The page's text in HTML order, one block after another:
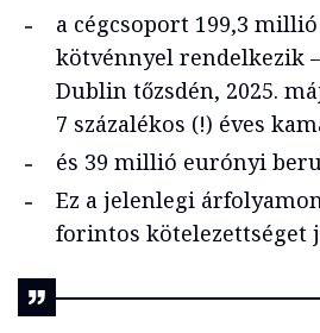
a cégcsoport 199,3
kötvénnyel rendelkezik
Dublin tőzsdén, 2025.
7 százalékos (!) éves
és 39 millió eurónyi
Ez a jelenlegi
forintos kötelezettséget